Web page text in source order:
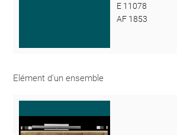
E 11078
AF 1853
Elément d'un ensemble